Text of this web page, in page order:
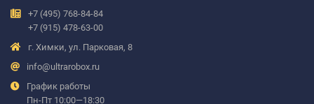
+7 (495) 768-84-84
+7 (915) 478-63-00
г. Химки, ул. Парковая, 8
info@ultrarobox.ru
График работы
Пн-Пт 10:00—18:30